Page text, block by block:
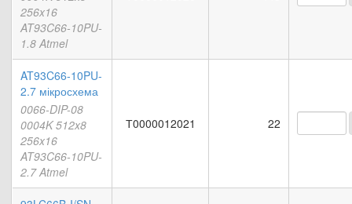
256x16
AT93C66-10PU-
1.8 Atmel
AT93C66-10PU-
2.7 мікросхема
0066-DIP-08
0004K 512x8
256x16
AT93C66-10PU-
2.7 Atmel
Т0000012021 22